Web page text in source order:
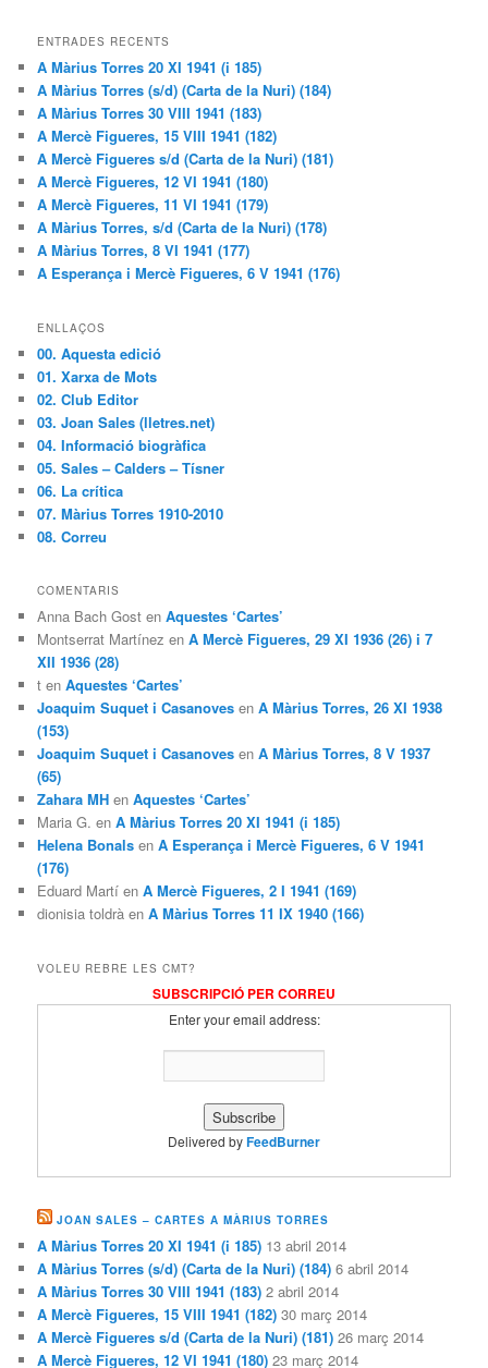
ENTRADES RECENTS
A Màrius Torres 20 XI 1941 (i 185)
A Màrius Torres (s/d) (Carta de la Nuri) (184)
A Màrius Torres 30 VIII 1941 (183)
A Mercè Figueres, 15 VIII 1941 (182)
A Mercè Figueres s/d (Carta de la Nuri) (181)
A Mercè Figueres, 12 VI 1941 (180)
A Mercè Figueres, 11 VI 1941 (179)
A Màrius Torres, s/d (Carta de la Nuri) (178)
A Màrius Torres, 8 VI 1941 (177)
A Esperança i Mercè Figueres, 6 V 1941 (176)
ENLLAÇOS
00. Aquesta edició
01. Xarxa de Mots
02. Club Editor
03. Joan Sales (lletres.net)
04. Informació biogràfica
05. Sales – Calders – Tísner
06. La crítica
07. Màrius Torres 1910-2010
08. Correu
COMENTARIS
Anna Bach Gost enAquestes ‘Cartes’
Montserrat Martínez enA Mercè Figueres, 29 XI 1936 (26) i 7
XII 1936 (28)
t enAquestes ‘Cartes’
Joaquim Suquet i Casanoves enA Màrius Torres, 26 XI 1938
(153)
Joaquim Suquet i Casanoves enA Màrius Torres, 8 V 1937
(65)
Zahara MH enAquestes ‘Cartes’
Maria G. enA Màrius Torres 20 XI 1941 (i 185)
Helena Bonals enA Esperança i Mercè Figueres, 6 V 1941
(176)
Eduard Martí enA Mercè Figueres, 2 I 1941 (169)
dionisia toldrà enA Màrius Torres 11 IX 1940 (166)
VOLEU REBRE LES CMT?
SUBSCRIPCIÓ PER CORREU
Enter your email address:
Delivered byFeedBurner
JOAN SALES – CARTES A MÀRIUS TORRES
A Màrius Torres 20 XI 1941 (i 185) 13 abril 2014
A Màrius Torres (s/d) (Carta de la Nuri) (184) 6 abril 2014
A Màrius Torres 30 VIII 1941 (183) 2 abril 2014
A Mercè Figueres, 15 VIII 1941 (182) 30 març 2014
A Mercè Figueres s/d (Carta de la Nuri) (181) 26 març 2014
A Mercè Figueres, 12 VI 1941 (180) 23 març 2014